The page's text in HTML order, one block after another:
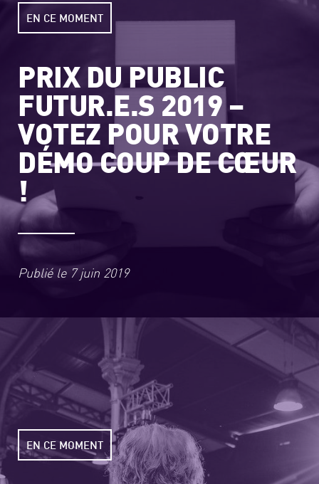
EN CE MOMENT
PRIX DU PUBLIC
FUTUR.E.S 2019 –
VOTEZ POUR VOTRE
DÉMO COUP DE CŒUR
!
Publié le 7 juin 2019
EN CE MOMENT